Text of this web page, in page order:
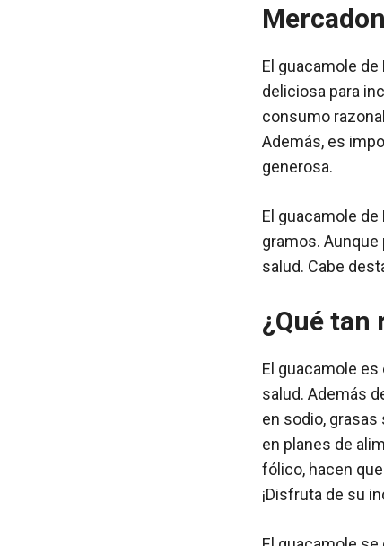
El guacamole
deliciosa para
consumo
Además, es
generosa.
El guacamole
gramos.
salud. Cabe
¿Qué tan
El guacamole
salud. Además
en sodio,
en planes de
fólico, hacen
¡Disfruta de su